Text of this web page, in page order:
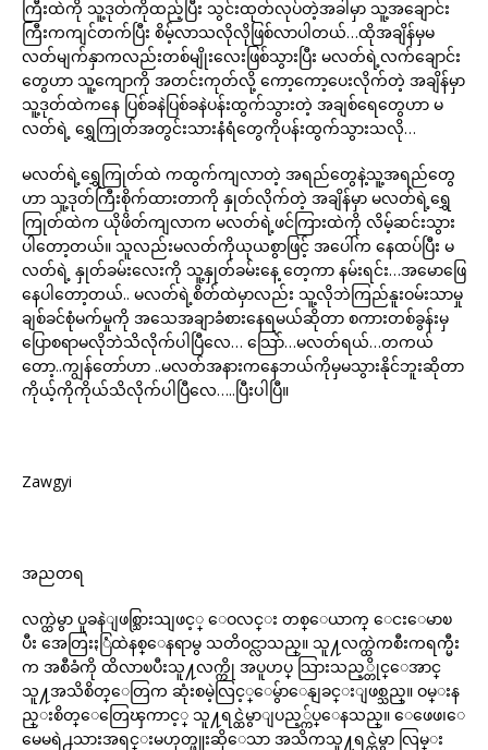
ကြီးထဲကို သူ့ဒုတ်ကိုထည့်ပြီး သွင်းထုတ်လုပ်တဲ့အခါမှာ သူ့အချောင်း
ကြီးကကျင်တက်ပြီး စိမ့်လာသလိုလိုဖြစ်လာပါတယ်…ထိုအချိန်မှမ
လတ်မျက်နှာကလည်းတစ်မျိုးလေးဖြစ်သွားပြီး မလတ်ရဲ့လက်ချောင်း
တွေဟာ သူ့ကျောကို အတင်းကုတ်လို့ ကော့ကော့ပေးလိုက်တဲ့ အချိန်မှာ
သူ့ဒုတ်ထဲကနေ ပြစ်ခနဲပြစ်ခနဲပန်းထွက်သွားတဲ့ အချစ်ရေတွေဟာ မ
လတ်ရဲ့ ရွှေကြုတ်အတွင်းသားနံရံတွေကိုပန်းထွက်သွားသလို…
မလတ်ရဲ့ရွှေကြုတ်ထဲ ကထွက်ကျလာတဲ့ အရည်တွေနဲ့သူ့အရည်တွေ
ဟာ သူ့ဒုတ်ကြီးစိုက်ထားတာကို နှုတ်လိုက်တဲ့ အချိန်မှာ မလတ်ရဲ့ရွှေ
ကြုတ်ထဲက ယိုဖိတ်ကျလာက မလတ်ရဲ့ဖင်ကြားထဲကို လိမ့်ဆင်းသွား
ပါတော့တယ်။ သူလည်းမလတ်ကိုယုယစွာဖြင့် အပေါ်က နေထပ်ပြီး မ
လတ်ရဲ့ နှုတ်ခမ်းလေးကို သူ့နှုတ်ခမ်းနေ့ တေ့ကာ နမ်းရင်း…အမောဖြေ
နေပါတော့တယ်.. မလတ်ရဲ့စိတ်ထဲမှာလည်း သူ့လိုဘဲကြည်နူးဝမ်းသာမှု
ချစ်ခင်စုံမက်မှုကို အသေအချာခံစားနေရမယ်ဆိုတာ စကားတစ်ခွန်းမှ
ပြောစရာမလိုဘဲသိလိုက်ပါပြီလေ… သြော်…မလတ်ရယ်…တကယ်
တော့..ကျွန်တော်ဟာ ..မလတ်အနားကနေဘယ်ကိုမှမသွားနိုင်ဘူးဆိုတာ
ကိုယ့်ကိုကိုယ်သိလိုက်ပါပြီလေ…..ပြီးပါပြီ။
Zawgyi
အညတရ
လက္ထဲမွာ ပူခနဲျဖစ္သြားသျဖင့္ ေဝလင္း တစ္ေယာက္ ေငးေမာၿ
ပီး အေတြးႏြံထဲနစ္ေနရာမွ သတိဝင္လာသည္။ သူ႔လက္ထဲကစီးကရက္မီး
က အစီခံကို ထိလာၿပီးသူ႔လက္ကို အပူဟပ္ သြားသည့္တိုင္ေအာင္
သူ႔အသိစိတ္ေတြက ဆုံးစမဲ့လြင့္ေမွ်ာေနျခင္းျဖစ္သည္။ ဝမ္းန
ည္းစိတ္ေတြေၾကာင့္ သူ႔ရင္ထဲမွာျပည့္က်ပ္ေနသည္။ ေဖေဖ၊ေ
မေမရဲ႕သားအရင္းမဟုတ္ဖူးဆိုေသာ အသိကသူ႔ရင္ထဲမွာ လြမ္း